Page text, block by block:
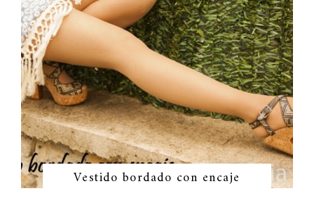
Vestido bordado con encaje